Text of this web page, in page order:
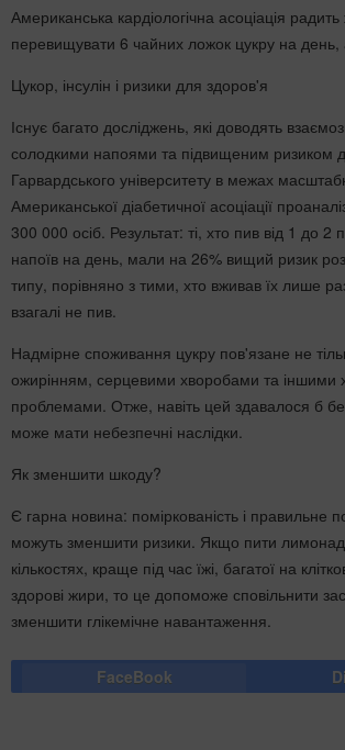
Американська кардіологічна асоціація
перевищувати 6 чайних ложок цукру на день,
Цукор, інсулін і ризики для здоров'я
Існує багато досліджень, які доводять
солодкими напоями та підвищеним ризиком
Гарвардського університету в межах
Американської діабетичної асоціації
300 000 осіб. Результат: ті, хто пив від 1 до 2
напоїв на день, мали на 26% вищий ризик
типу, порівняно з тими, хто вживав їх лише
взагалі не пив.
Надмірне споживання цукру пов'язане не
ожирінням, серцевими хворобами та іншими
проблемами. Отже, навіть цей здавалося б
може мати небезпечні наслідки.
Як зменшити шкоду?
Є гарна новина: поміркованість і правильне
можуть зменшити ризики. Якщо пити
кількостях, краще під час їжі, багатої на
здорові жири, то це допоможе сповільнити
зменшити глікемічне навантаження.
FaceBook